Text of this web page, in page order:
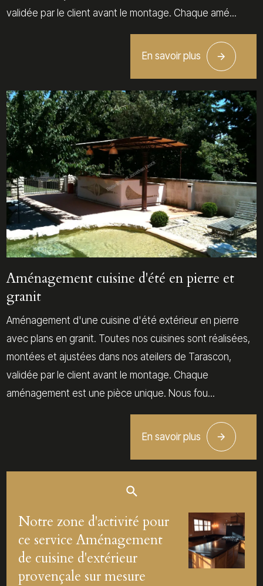
validée par le client avant le montage. Chaque amé...
En savoir plus
Aménagement cuisine d'été en pierre et
granit
Aménagement d'une cuisine d'été extérieur en pierre
avec plans en granit. Toutes nos cuisines sont réalisées,
montées et ajustées dans nos ateilers de Tarascon,
validée par le client avant le montage. Chaque
aménagement est une pièce unique. Nous fou...
En savoir plus
Notre zone d'activité pour
ce service Aménagement
de cuisine d'extérieur
provençale sur mesure